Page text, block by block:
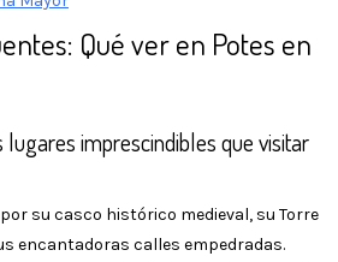
Qué ver en Potes en
lugares imprescindibles que visitar
su casco histórico medieval, su Torre
encantadoras calles empedradas.